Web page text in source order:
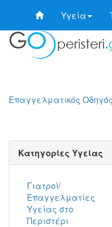
Υγεία
Επαγγελματικός Οδηγός
Κατηγορίες Υγείας
Γιατροί/
Επαγγελματίες
Υγείας στο
Περιστέρι